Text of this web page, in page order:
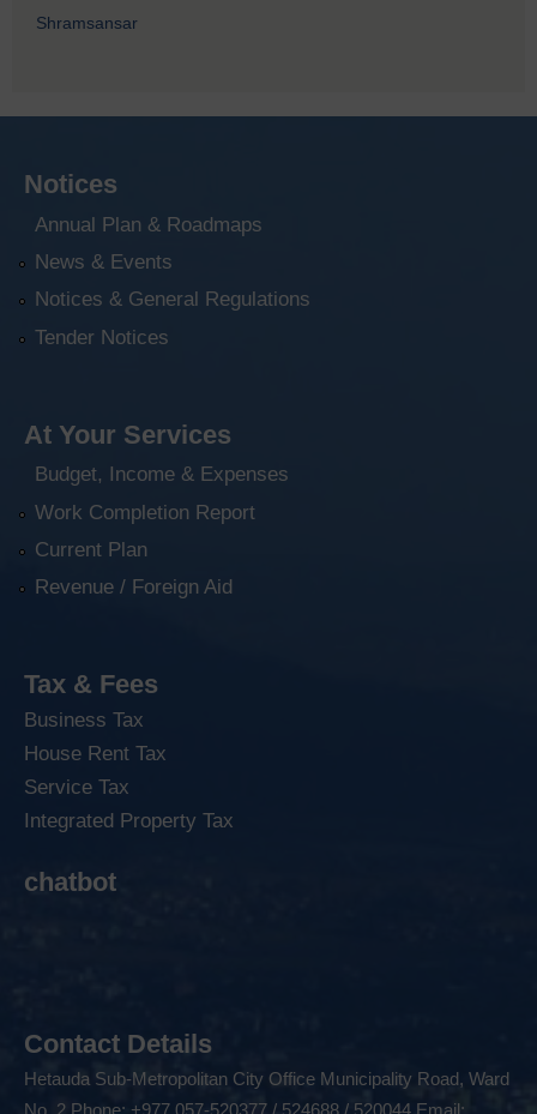
Shramsansar
Notices
Annual Plan & Roadmaps
News & Events
Notices & General Regulations
Tender Notices
At Your Services
Budget, Income & Expenses
Work Completion Report
Current Plan
Revenue / Foreign Aid
Tax & Fees
Business Tax
House Rent Tax
Service Tax
Integrated Property Tax
chatbot
Contact Details
Hetauda Sub-Metropolitan City Office Municipality Road, Ward